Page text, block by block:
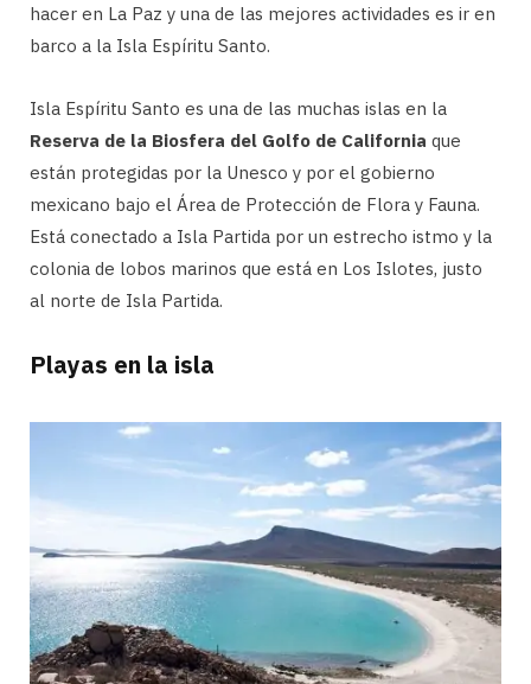
hacer en La Paz y una de las mejores actividades es ir en
barco a la Isla Espíritu Santo.
Isla Espíritu Santo es una de las muchas islas en la
Reserva de la Biosfera del Golfo de California que
están protegidas por la Unesco y por el gobierno
mexicano bajo el Área de Protección de Flora y Fauna.
Está conectado a Isla Partida por un estrecho istmo y la
colonia de lobos marinos que está en Los Islotes, justo
al norte de Isla Partida.
Playas en la isla